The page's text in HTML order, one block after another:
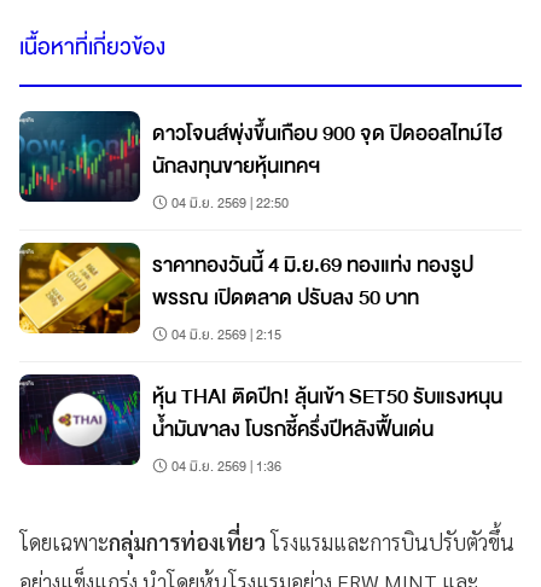
เนื้อหาที่เกี่ยวข้อง
ดาวโจนส์พุ่งขึ้นเกือบ 900 จุด ปิดออลไทม์ไฮ
นักลงทุนขายหุ้นเทคฯ
04 มิ.ย. 2569 | 22:50
ราคาทองวันนี้ 4 มิ.ย.69 ทองแท่ง ทองรูป
พรรณ เปิดตลาด ปรับลง 50 บาท
04 มิ.ย. 2569 | 2:15
หุ้น THAI ติดปีก! ลุ้นเข้า SET50 รับแรงหนุน
น้ำมันขาลง โบรกชี้ครึ่งปีหลังฟื้นเด่น
04 มิ.ย. 2569 | 1:36
โดยเฉพาะกลุ่มการท่องเที่ยวโรงแรมและการบินปรับตัวขึ้น